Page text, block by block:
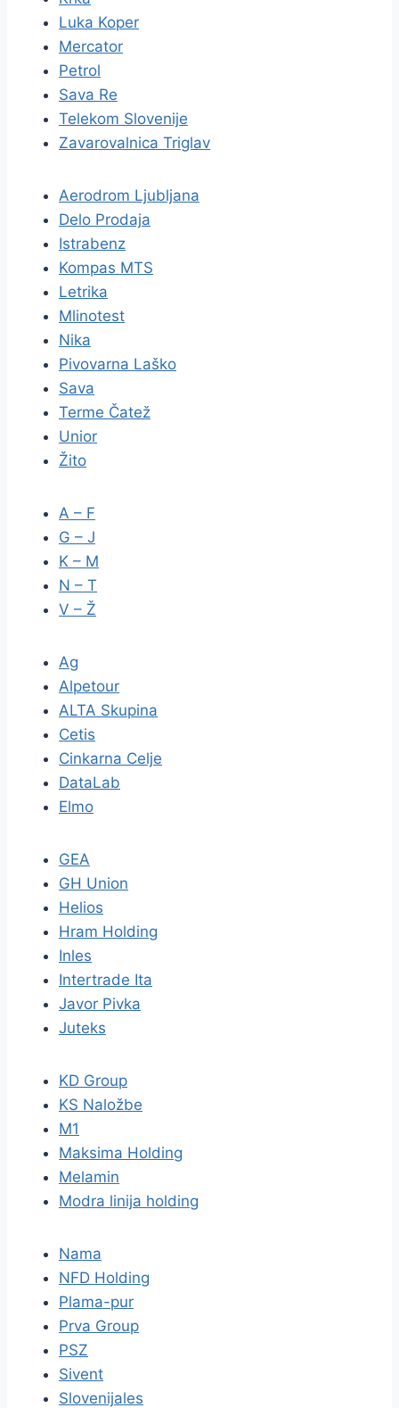
Luka Koper
Mercator
Petrol
Sava Re
Telekom Slovenije
Zavarovalnica Triglav
Aerodrom Ljubljana
Delo Prodaja
Istrabenz
Kompas MTS
Letrika
Mlinotest
Nika
Pivovarna Laško
Sava
Terme Čatež
Unior
Žito
A – F
G – J
K – M
N – T
V – Ž
Ag
Alpetour
ALTA Skupina
Cetis
Cinkarna Celje
DataLab
Elmo
GEA
GH Union
Helios
Hram Holding
Inles
Intertrade Ita
Javor Pivka
Juteks
KD Group
KS Naložbe
M1
Maksima Holding
Melamin
Modra linija holding
Nama
NFD Holding
Plama-pur
Prva Group
PSZ
Sivent
Slovenijales